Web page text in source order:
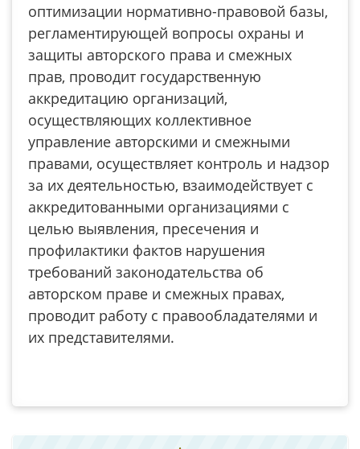
оптимизации нормативно-правовой базы,
регламентирующей вопросы охраны и
защиты авторского права и смежных
прав, проводит государственную
аккредитацию организаций,
осуществляющих коллективное
управление авторскими и смежными
правами, осуществляет контроль и надзор
за их деятельностью, взаимодействует с
аккредитованными организациями с
целью выявления, пресечения и
профилактики фактов нарушения
требований законодательства об
авторском праве и смежных правах,
проводит работу с правообладателями и
их представителями.